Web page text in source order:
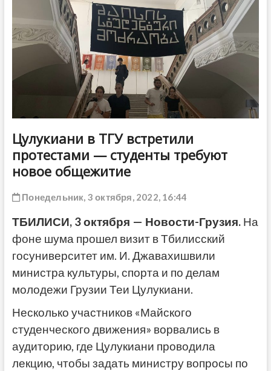
Цулукиани в ТГУ встретили
протестами — студенты требуют
новое общежитие
Понедельник, 3 октября, 2022, 16:44
ТБИЛИСИ, 3 октября — Новости-Грузия.На
фоне шума прошел визит в Тбилисский
госуниверситет им. И. Джавахишвили
министра культуры, спорта и по делам
молодежи Грузии Теи Цулукиани.
Несколько участников «Майского
студенческого движения» ворвались в
аудиторию, где Цулукиани проводила
лекцию, чтобы задать министру вопросы по